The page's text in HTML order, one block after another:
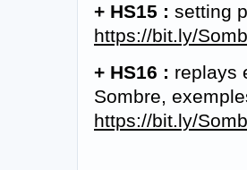
+ HS15 : setting
https://bit.ly/
+ HS16 : replays
Sombre,
https://bit.ly/